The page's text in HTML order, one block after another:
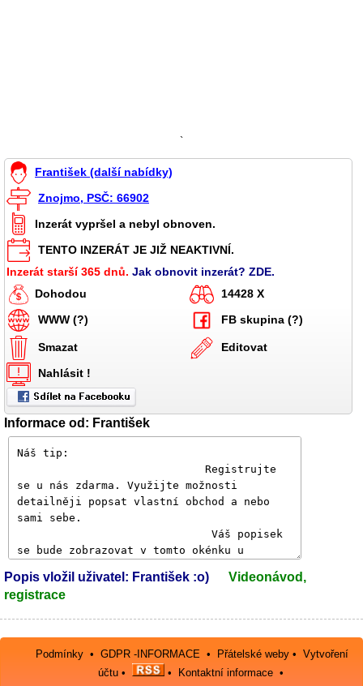
`
František (další nabídky)
Znojmo, PSČ: 66902
Inzerát vypršel a nebyl obnoven.
TENTO INZERÁT JE JIŽ NEAKTIVNÍ.
Inzerát starší 365 dnů. Jak obnovit inzerát? ZDE.
Dohodou
14428 X
WWW (?)
FB skupina (?)
Smazat
Editovat
Nahlásit !
Informace od: František
Popis vložil uživatel: František :o)
Videonávod,
registrace
Podmínky •GDPR -INFORMACE • Přátelské weby •Vytvoření
účtu• • Kontaktní informace•